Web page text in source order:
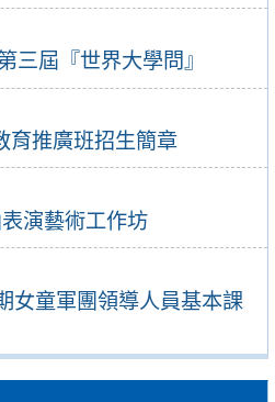
三屆『世界大學問』
育推廣班招生簡章
演藝術工作坊
女童軍團領導人員基本課